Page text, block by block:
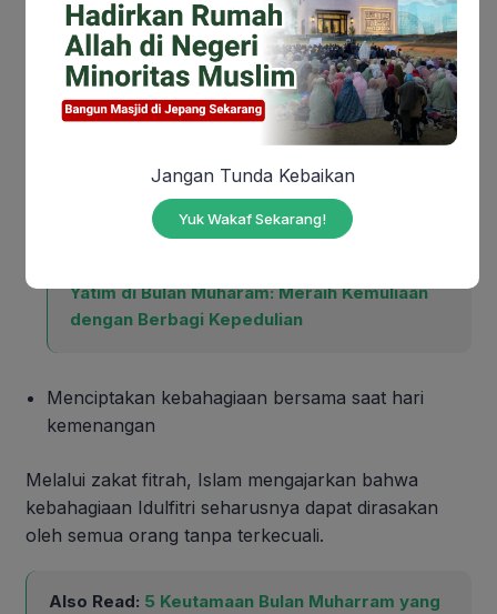
Muharram
Menumbuhkan rasa kepedulian dan solidaritas
sosial
Membantu fakir miskin memenuhi kebutuhan
menjelang Idulfitri
Yatim di Bulan Muharam: Meraih Kemuliaan
dengan Berbagi Kepedulian
Menciptakan kebahagiaan bersama saat hari
kemenangan
Melalui zakat fitrah, Islam mengajarkan bahwa
kebahagiaan Idulfitri seharusnya dapat dirasakan
oleh semua orang tanpa terkecuali.
Also Read: 5 Keutamaan Bulan Muharram yang
Jangan Tunda Kebaikan
Yuk Wakaf Sekarang!